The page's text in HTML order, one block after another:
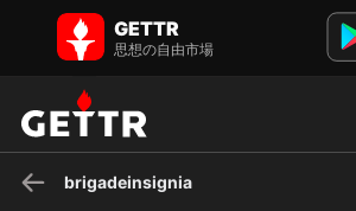
brigadeinsigniaのGETTR - プロフィールと投
GETTRでbrigadeinsigniaのプロフィールをご
真、動画を見て、ソーシャルプラットフォーム
GETTR
思想の自由市場
brigadeinsignia